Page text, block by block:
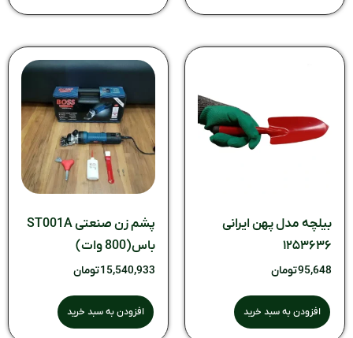
بیلچه مدل پهن ایرانی
۱۲۵۳۶۳۶
95,648تومان
افزودن به سبد خرید
پشم زن صنعتی ST001A
باس(800 وات)
15,540,933تومان
افزودن به سبد خرید